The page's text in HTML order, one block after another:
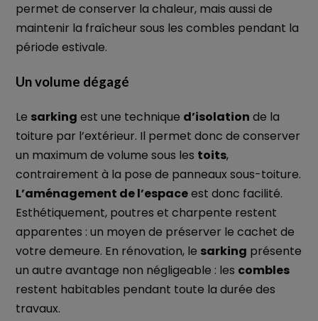
permet de conserver la chaleur, mais aussi de
maintenir la fraîcheur sous les combles pendant la
période estivale.
Un volume dégagé
Le sarking est une technique d’isolation de la
toiture par l’extérieur. Il permet donc de conserver
un maximum de volume sous les toits,
contrairement à la pose de panneaux sous-toiture.
L’aménagement de l’espaceest donc facilité.
Esthétiquement, poutres et charpente restent
apparentes : un moyen de préserver le cachet de
votre demeure. En rénovation, le sarking présente
un autre avantage non négligeable : les combles
restent habitables pendant toute la durée des
travaux.